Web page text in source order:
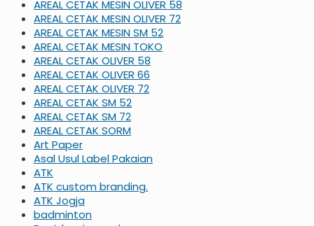
AREAL CETAK MESIN OLIVER 58
AREAL CETAK MESIN OLIVER 72
AREAL CETAK MESIN SM 52
AREAL CETAK MESIN TOKO
AREAL CETAK OLIVER 58
AREAL CETAK OLIVER 66
AREAL CETAK OLIVER 72
AREAL CETAK SM 52
AREAL CETAK SM 72
AREAL CETAK SORM
Art Paper
Asal Usul Label Pakaian
ATK
ATK custom branding.
ATK Jogja
badminton